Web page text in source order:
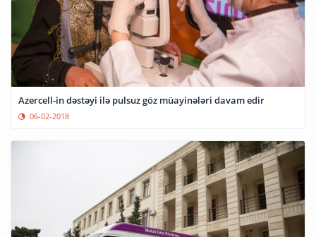
Azercell-in dəstəyi ilə pulsuz göz müayinələri davam edir
06-02-2018